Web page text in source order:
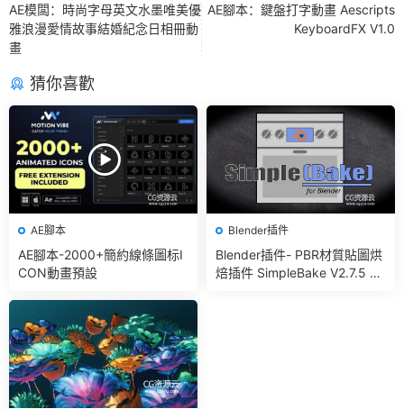
AE模闆：時尚字母英文水墨唯美優
雅浪漫愛情故事結婚紀念日相冊動
畫
AE腳本：鍵盤打字動畫 Aescripts
KeyboardFX V1.0
猜你喜歡
AE腳本
AE腳本-2000+簡約線條圖标I
CON動畫預設
Blender插件
Blender插件- PBR材質貼圖烘
焙插件 SimpleBake V2.7.5 –